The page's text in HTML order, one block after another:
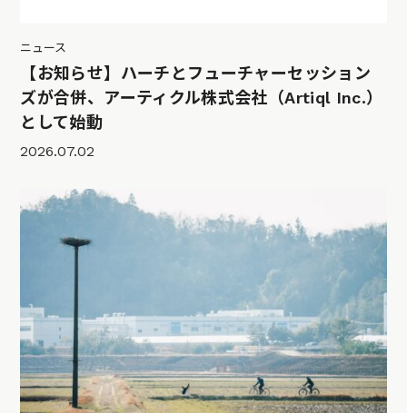
ニュース
【お知らせ】ハーチとフューチャーセッション
ズが合併、アーティクル株式会社（Artiql Inc.）
として始動
2026.07.02